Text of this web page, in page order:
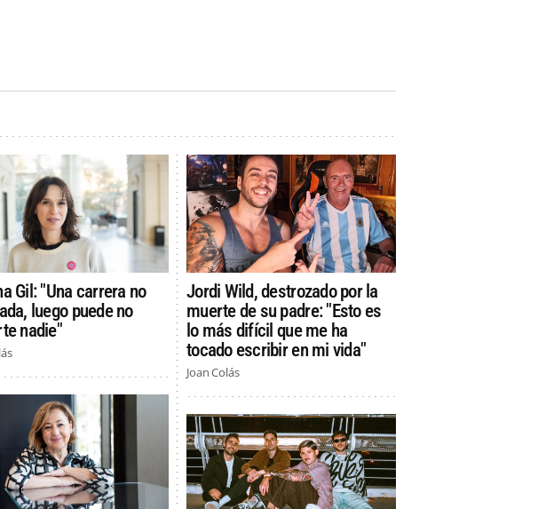
Gil: "Una carrera no
luego puede no
nadie"
Jordi Wild, destrozado por la
muerte de su padre: "Esto es
lo más difícil que me ha
tocado escribir en mi vida"
Joan Colás